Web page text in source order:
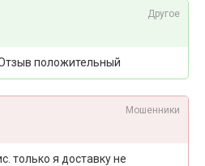
Другое
положительный
Мошенники
только я доставку не